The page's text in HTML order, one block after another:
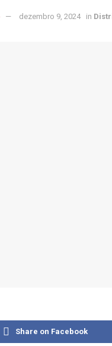
dezembro 9, 2024 in
Share on Facebook